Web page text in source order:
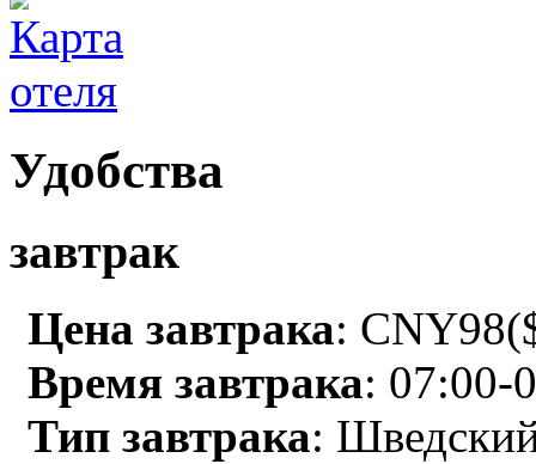
Удобства
завтрак
Цена завтрака:
Время завтрака: 07:00-
Тип завтрака: